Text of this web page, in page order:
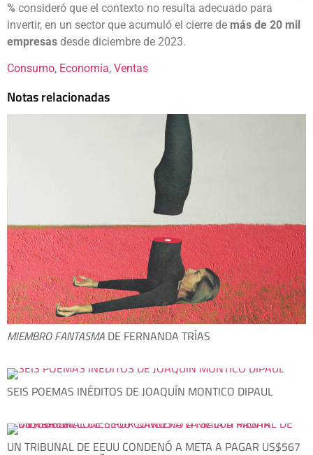
% consideró que el contexto no resulta adecuado para
invertir, en un sector que acumuló el cierre de más de 20 mil
empresas desde diciembre de 2023.
Consumo, Economía, Ventas
Notas relacionadas
MIEMBRO FANTASMA DE FERNANDA TRÍAS
SEIS POEMAS INÉDITOS DE JOAQUÍN MONTICO DIPAUL
UN TRIBUNAL DE EEUU CONDENÓ A META A PAGAR US$567